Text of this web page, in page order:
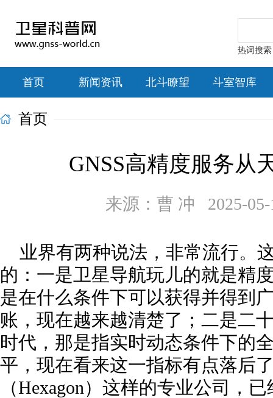
热词搜
首页 新闻资讯 北斗瞭望 斗室智库
首页
GNSS高精度服务从
来源：曹 冲 2025-05-
业界有两种说法，非常流行。
的：一是卫星导航玩儿的就是精
是在什么条件下可以获得并得到
账，现在越来越清楚了；二是二
时代，那是指实时动态条件下的
平，现在看来这一指标有点落后
（Hexagon）这样的专业公司，